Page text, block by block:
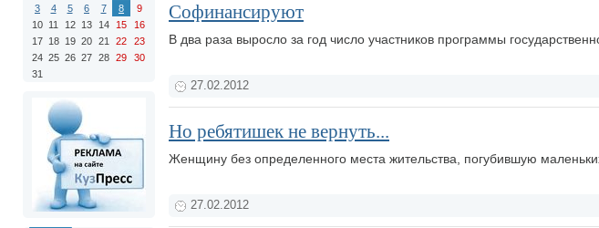
3
4 5 6 7 8
9
10 11 12 13 14 15
16
17 18 19 20 21 22
23
24 25 26 27 28 29
30
31
Софинансируют
В два раза выросло за год число участников программы
27.02.2012
Но ребятишек не вернуть...
Женщину без определенного места жительства, погубившую
27.02.2012